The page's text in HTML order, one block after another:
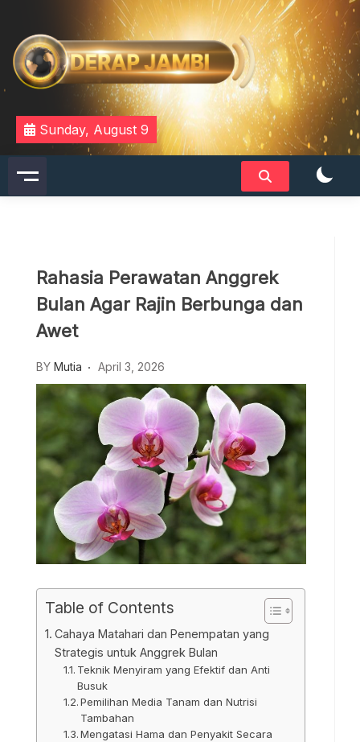
content
DERAPJAMBI
Sunday, August 9
Rahasia Perawatan Anggrek
Bulan Agar Rajin Berbunga dan
Awet
BY Mutia April 3, 2026
Table of Contents
Cahaya Matahari dan Penempatan yang
Strategis untuk Anggrek Bulan
Teknik Menyiram yang Efektif dan Anti
Busuk
Pemilihan Media Tanam dan Nutrisi
Tambahan
Mengatasi Hama dan Penyakit Secara